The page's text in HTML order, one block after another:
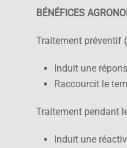
BÉNÉFICES
Traitement préventif
Induit une
Raccourcit le
Traitement pendant
Induit une